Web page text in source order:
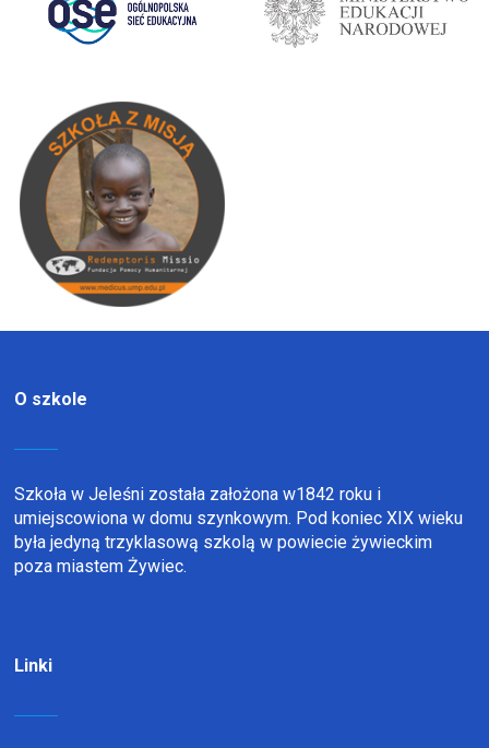
O szkole
Szkoła w Jeleśni została założona w1842 roku i
umiejscowiona w domu szynkowym. Pod koniec XIX wieku
była jedyną trzyklasową szkolą w powiecie żywieckim
poza miastem Żywiec.
Linki